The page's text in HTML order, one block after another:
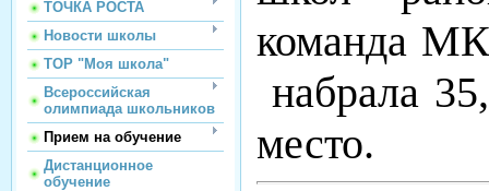
ТОЧКА РОСТА
Новости школы
ТОР "Моя школа"
Всероссийская
олимпиада школьников
Прием на обучение
Дистанционное
обучение
команда
набрала
место.